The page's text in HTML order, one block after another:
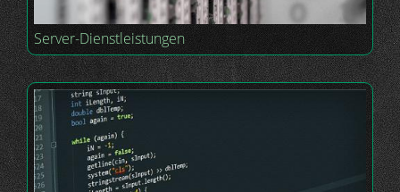
Server-Dienstleistungen